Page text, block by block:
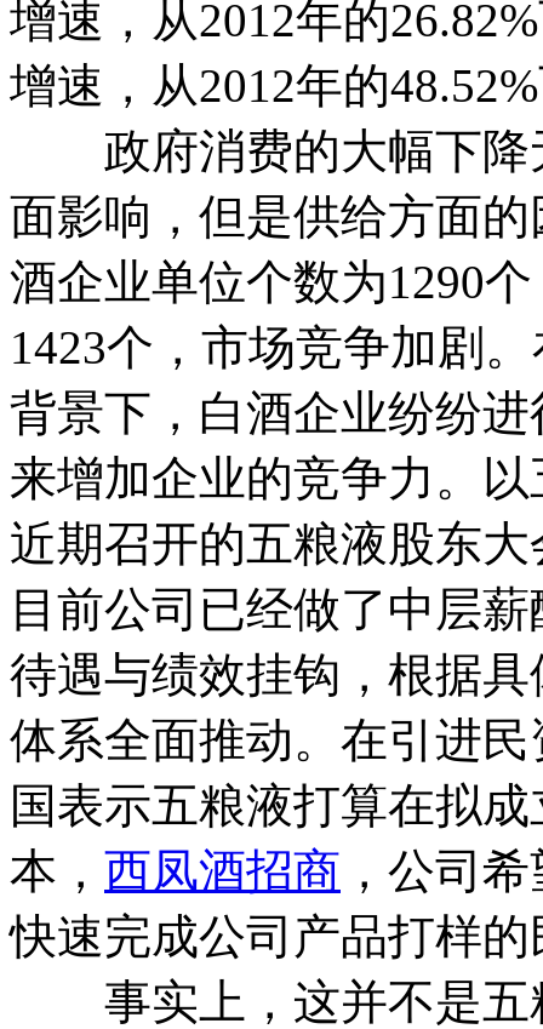
增速，从2012年的
增速，从2012年的
政府消费的大幅下降
面影响，但是供给方面
酒企业单位个数为1290
1423个，市场竞争加剧。
背景下，白酒企业纷纷
来增加企业的竞争力。
近期召开的五粮液股东
目前公司已经做了中层
待遇与绩效挂钩，根据
体系全面推动。在引进
国表示五粮液打算在拟
本， 西凤酒招商 ，公司
快速完成公司产品打样
事实上，这并不是五